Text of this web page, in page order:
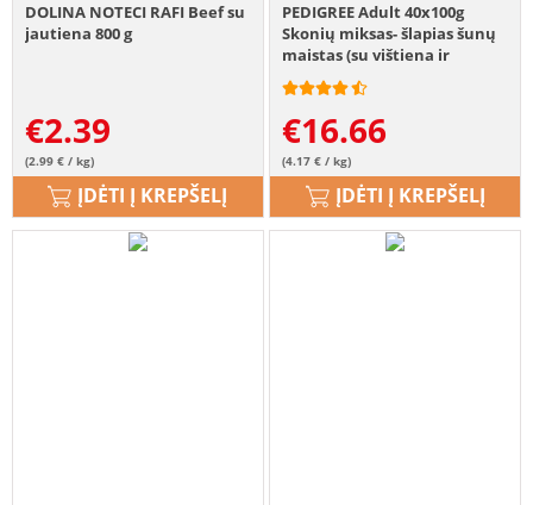
DOLINA NOTECI RAFI Beef su
jautiena 800 g
€2.39
(2.99 € / kg)
ĮDĖTI Į KREPŠELĮ
PEDIGREE Adult 40x100g
Skonių miksas- šlapias šunų
maistas (su vištiena ir
daržovėmis, su jautiena ir
daržovėmis, su kalakutiena
ir morkomis, su jautiena ir
aviena)
€16.66
(4.17 € / kg)
ĮDĖTI Į KREPŠELĮ